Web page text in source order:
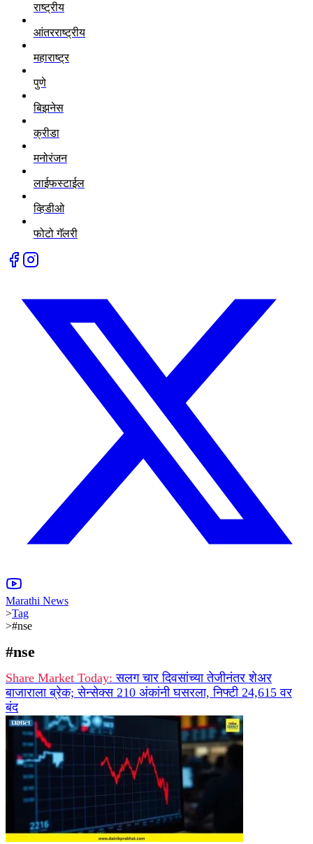
राष्ट्रीय
आंतरराष्ट्रीय
महाराष्ट्र
पुणे
बिझनेस
क्रीडा
मनोरंजन
लाईफस्टाईल
व्हिडीओ
फोटो गॅलरी
Marathi News
>Tag
>#nse
#nse
Share Market Today: सलग चार दिवसांच्या तेजीनंतर शेअर
बाजाराला ब्रेक; सेन्सेक्स 210 अंकांनी घसरला, निफ्टी 24,615 वर
बंद